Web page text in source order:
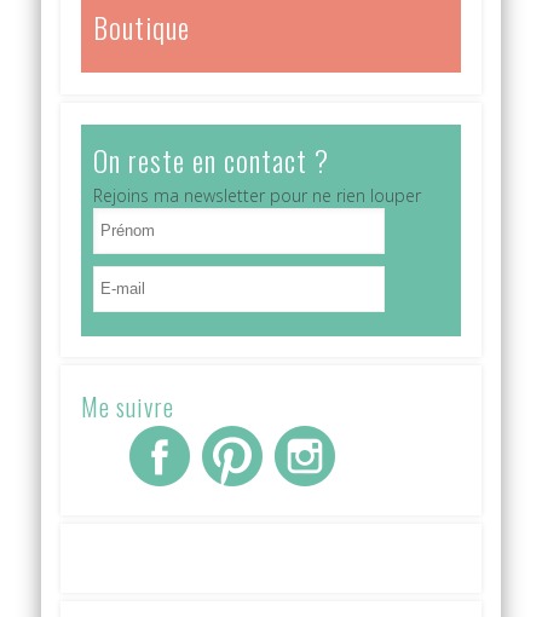
Boutique
On reste en contact ?
Rejoins ma newsletter pour ne rien louper
Me suivre